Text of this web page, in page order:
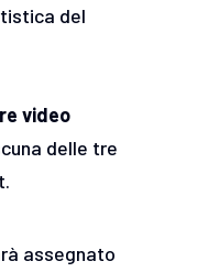
del
video
delle tre
assegnato